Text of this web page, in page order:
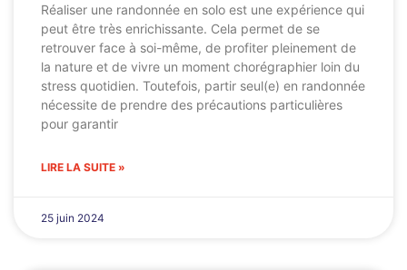
Réaliser une randonnée en solo est une expérience qui
peut être très enrichissante. Cela permet de se
retrouver face à soi-même, de profiter pleinement de
la nature et de vivre un moment chorégraphier loin du
stress quotidien. Toutefois, partir seul(e) en randonnée
nécessite de prendre des précautions particulières
pour garantir
LIRE LA SUITE »
25 juin 2024